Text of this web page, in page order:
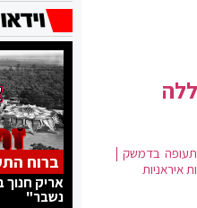
בדמשק |
איראניות
ברוח
אריק חנוך
נשבר"